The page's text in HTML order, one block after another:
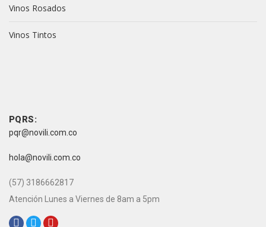
Vinos Rosados
Vinos Tintos
PQRS:
pqr@novili.com.co
hola@novili.com.co
(57) 3186662817
Atención Lunes a Viernes de 8am a 5pm